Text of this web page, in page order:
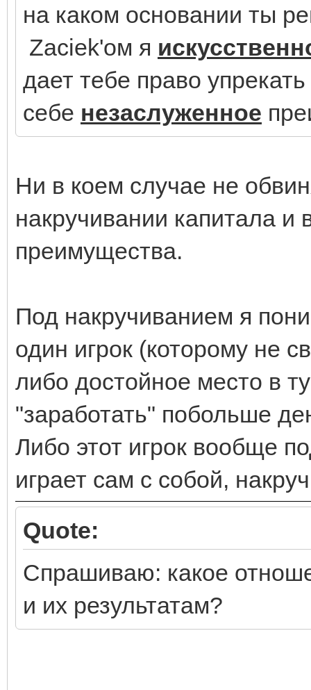
на каком основании ты
Zaciek'ом я
дает тебе право
себе незаслуженное
Ни в коем случае не
накручивании капитала и
преимущества.
Под накручиванием я
один игрок (которому не
либо достойное место в
"заработать" побольше
Либо этот игрок вообще
играет сам с собой,
Quote:
Спрашиваю: какое
и их результатам?